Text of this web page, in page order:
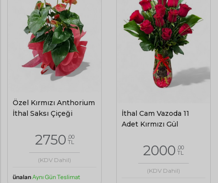
Özel Kırmızı Anthorium
İthal Saksı Çiçeği
2750 ,00
TL
(KDV Dahil)
ünalanAynı Gün Teslimat
İthal Cam Vazoda 11
Adet Kırmızı Gül
2000 ,00
TL
(KDV Dahil)